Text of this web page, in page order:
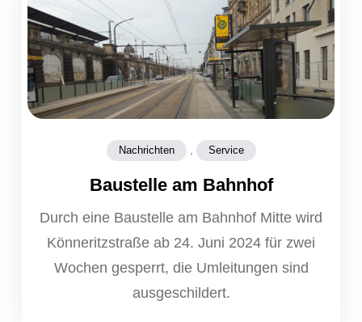
Nachrichten , Service
Baustelle am Bahnhof
Durch eine Baustelle am Bahnhof Mitte wird
Könneritzstraße ab 24. Juni 2024 für zwei
Wochen gesperrt, die Umleitungen sind
ausgeschildert.